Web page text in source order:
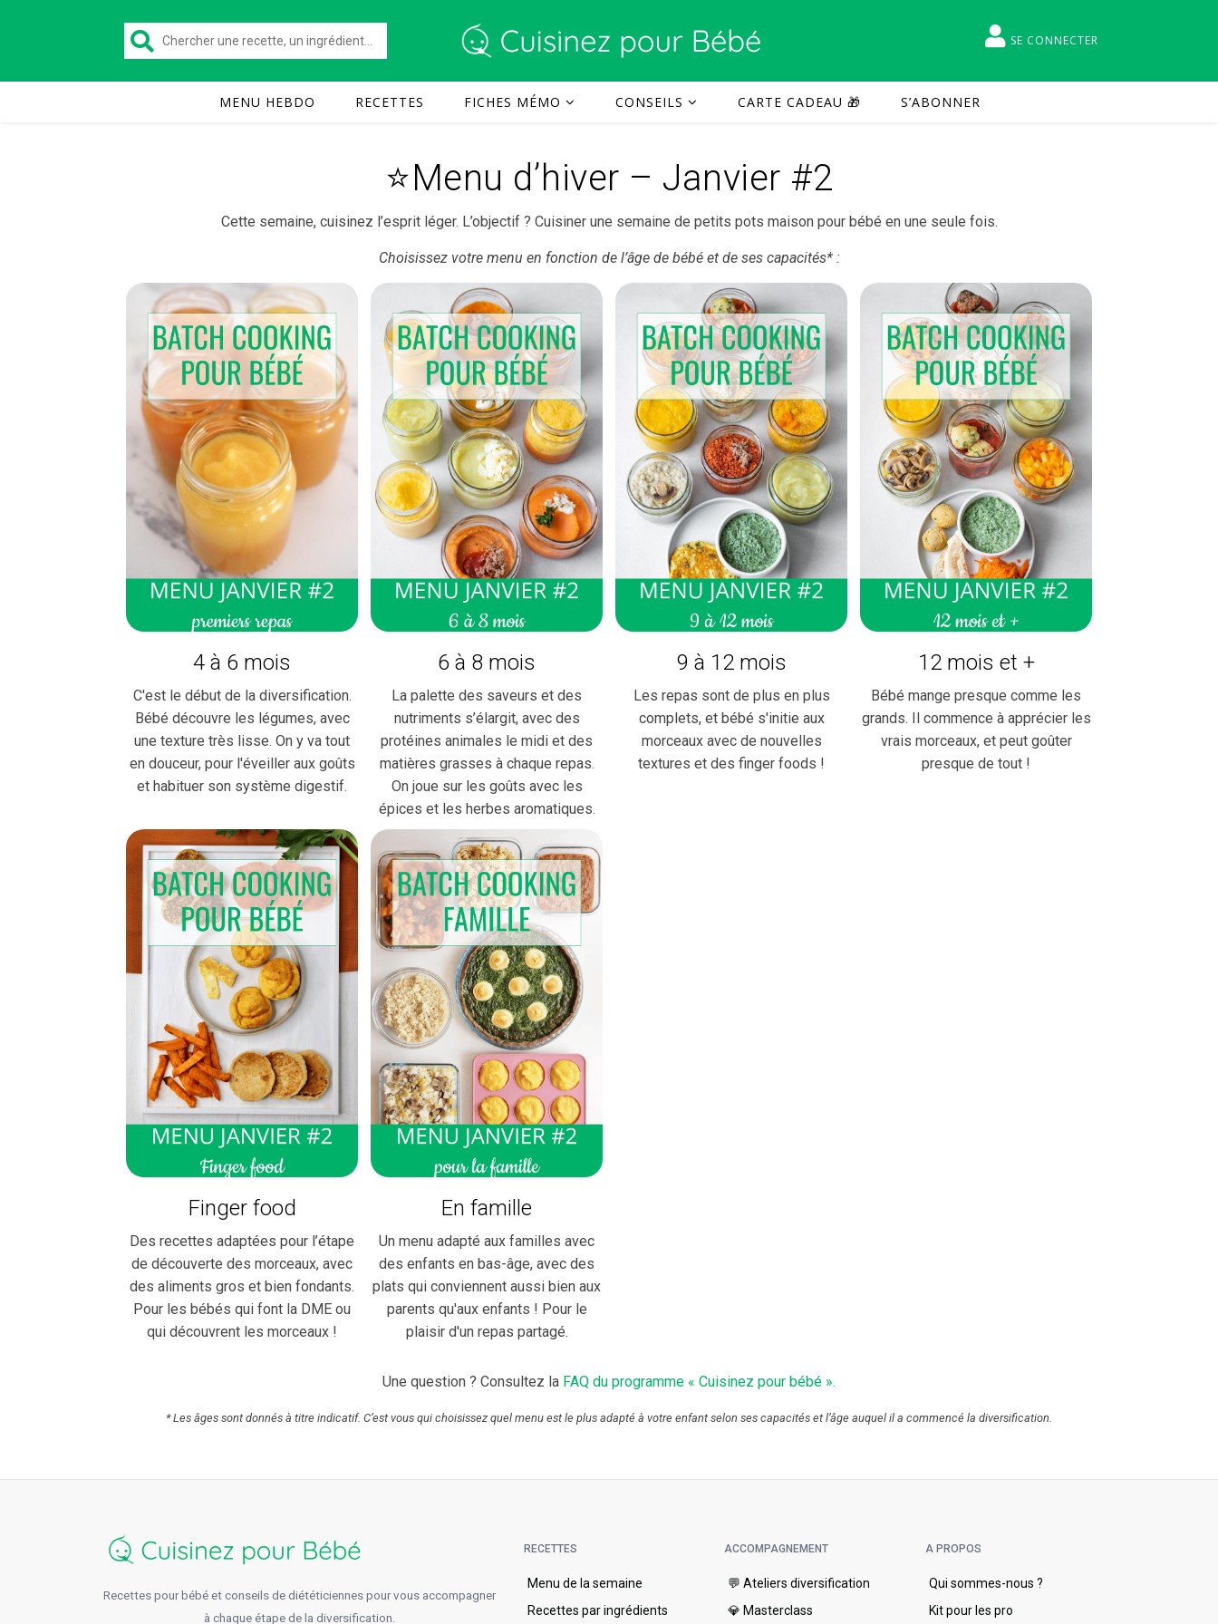
SE CONNECTER
MENU HEBDO RECETTES FICHES MÉMO CONSEILS CARTE CADEAU 🎁 S’ABONNER
⭐️Menu d’hiver – Janvier #2
Cette semaine, cuisinez l’esprit léger. L’objectif ? Cuisiner une semaine de petits pots maison pour bébé en une seule fois.
Choisissez votre menu en fonction de l’âge de bébé et de ses capacités* :
4 à 6 mois
C'est le début de la diversification.
Bébé découvre les légumes, avec
une texture très lisse. On y va tout
en douceur, pour l'éveiller aux goûts
et habituer son système digestif.
6 à 8 mois
La palette des saveurs et des
nutriments s’élargit, avec des
protéines animales le midi et des
matières grasses à chaque repas.
On joue sur les goûts avec les
épices et les herbes aromatiques.
9 à 12 mois
Les repas sont de plus en plus
complets, et bébé s'initie aux
morceaux avec de nouvelles
textures et des finger foods !
12 mois et +
Bébé mange presque comme les
grands. Il commence à apprécier les
vrais morceaux, et peut goûter
presque de tout !
Finger food
Des recettes adaptées pour l’étape
de découverte des morceaux, avec
des aliments gros et bien fondants.
Pour les bébés qui font la DME ou
qui découvrent les morceaux !
En famille
Un menu adapté aux familles avec
des enfants en bas-âge, avec des
plats qui conviennent aussi bien aux
parents qu'aux enfants ! Pour le
plaisir d'un repas partagé.
Une question ? Consultez la FAQ du programme « Cuisinez pour bébé ».
* Les âges sont donnés à titre indicatif. C’est vous qui choisissez quel menu est le plus adapté à votre enfant selon ses capacités et l’âge auquel il a commencé la diversification.
Recettes pour bébé et conseils de diététiciennes pour vous accompagner
à chaque étape de la diversification.
RECETTES
Menu de la semaine​
Recettes par ingrédients
ACCOMPAGNEMENT
💬 Ateliers diversification
💎 Masterclass
A PROPOS
Qui sommes-nous ?
Kit pour les pro